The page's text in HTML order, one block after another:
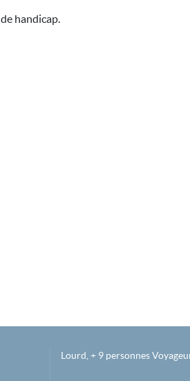
handicap.
Lourd, + 9 personnes